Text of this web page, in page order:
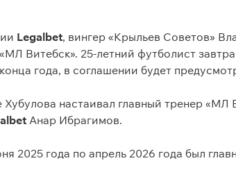
Legalbet, вингер «Крыльев Советов»
Витебск». 25-летний футболист
года, в соглашении будет
настаивал главный тренер
Анар Ибрагимов.
2025 года по апрель 2026 года был